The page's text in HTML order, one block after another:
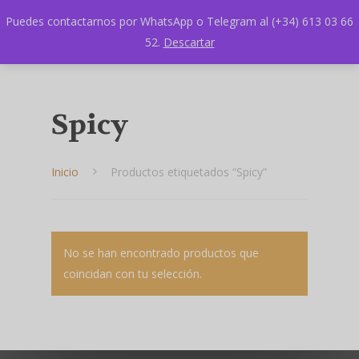
Hit enter to search or ESC to close
Spicy
Inicio Productos etiquetados “Spicy”
No se han encontrado productos que
coincidan con tu selección.
Puedes contactarnos por WhatsApp o Telegram al (+34) 613 03 66
52. Descartar